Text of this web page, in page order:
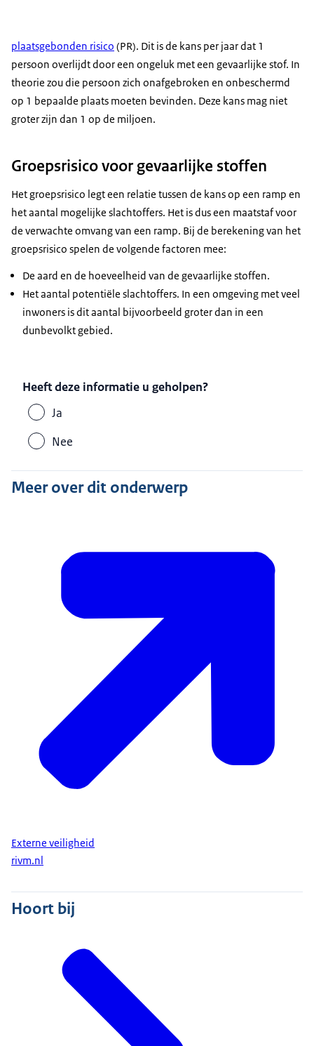
plaatsgebonden risico (PR). Dit is de kans per jaar dat 1
persoon overlijdt door een ongeluk met een gevaarlijke stof. In
theorie zou die persoon zich onafgebroken en onbeschermd
op 1 bepaalde plaats moeten bevinden. Deze kans mag niet
groter zijn dan 1 op de miljoen.
Groepsrisico voor gevaarlijke stoffen
Het groepsrisico legt een relatie tussen de kans op een ramp en
het aantal mogelijke slachtoffers. Het is dus een maatstaf voor
de verwachte omvang van een ramp. Bij de berekening van het
groepsrisico spelen de volgende factoren mee:
De aard en de hoeveelheid van de gevaarlijke stoffen.
Het aantal potentiële slachtoffers. In een omgeving met veel
inwoners is dit aantal bijvoorbeeld groter dan in een
dunbevolkt gebied.
Heeft deze informatie u geholpen?
Ja
Nee
Meer over dit onderwerp
Externe veiligheid
rivm.nl
Hoort bij